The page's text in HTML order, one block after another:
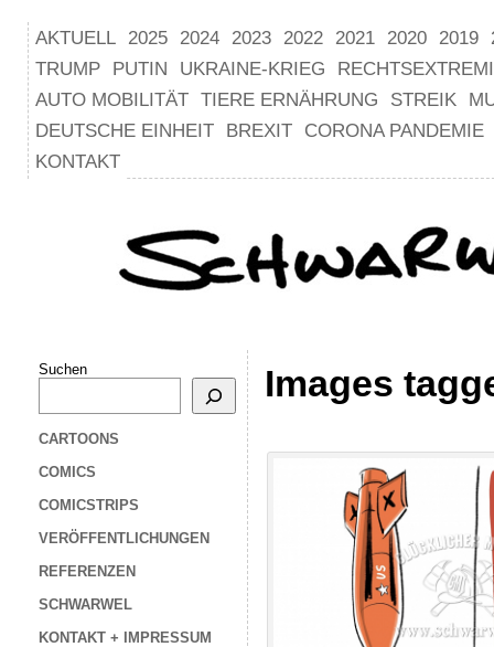
AKTUELL 2025 2024 2023 2022 2021 2020 2019
TRUMP
PUTIN UKRAINE-KRIEG
AUTO MOBILITÄT TIERE ERNÄHRUNG STREIK
DEUTSCHE EINHEIT
BREXIT
CORONA PANDEMIE
KONTAKT
Suchen
CARTOONS
COMICS
COMICSTRIPS
VERÖFFENTLICHUNGEN
REFERENZEN
SCHWARWEL
KONTAKT + IMPRESSUM
Images